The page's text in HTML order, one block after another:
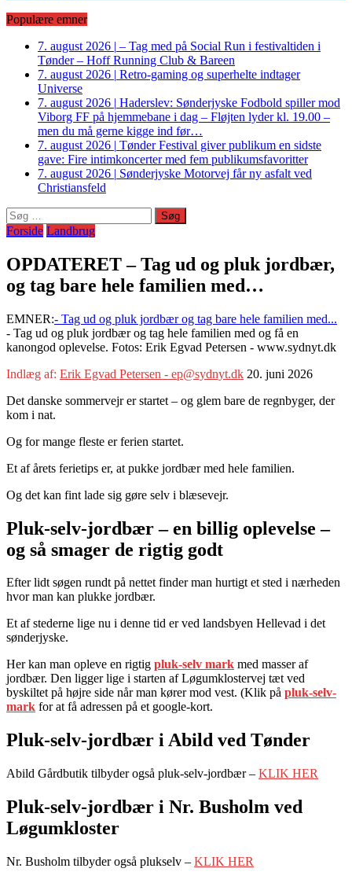
Populære emner
7. august 2026 | – Tag med på Social Run i festivaltiden i
Tønder – Hoff Running Club & Bareen
7. august 2026 | Retro-gaming og superhelte indtager
Universe
7. august 2026 | Haderslev: Sønderjyske Fodbold spiller mod
Viborg FF på hjemmebane i dag – Fløjten lyder kl. 19.00 –
men du må gerne kigge ind før…
7. august 2026 | Tønder Festival giver publikum en sidste
gave: Fire intimkoncerter med fem publikumsfavoritter
7. august 2026 | Sønderjyske Motorvej får ny asfalt ved
Christiansfeld
Søg
efter:
Forside Landbrug
OPDATERET – Tag ud og pluk jordbær,
og tag bare hele familien med…
EMNER:- Tag ud og pluk jordbær og tag bare hele familien med...
- Tag ud og pluk jordbær og tag hele familien med og få en
kanongod oplevelse. Fotos: Erik Egvad Petersen - www.sydnyt.dk
Indlæg af: Erik Egvad Petersen - ep@sydnyt.dk 20. juni 2026
Det danske sommervejr er startet – og glem bare de regnbyger, der
kom i nat.
Og for mange fleste er ferien startet.
Et af årets ferietips er, at pukke jordbær med hele familien.
Og det kan fint lade sig gøre selv i blæsevejr.
Pluk-selv-jordbær – en billig oplevelse –
og så smager de rigtig godt
Efter lidt søgen rundt på nettet finder man hurtigt et sted i nærheden
hvor man kan plukke jordbær.
Et af stederne lige nu i denne tid er ved landsbyen Hellevad i det
sønderjyske.
Her kan man opleve en rigtig pluk-selv mark med masser af
jordbær. Den ligger lige i starten af Løgumklostervej tæt ved
byskiltet på højre side når man kører mod vest. (Klik på pluk-selv-
mark for at få adressen på et google-kort.
Pluk-selv-jordbær i Abild ved Tønder
Abild Gårdbutik tilbyder også pluk-selv-jordbær – KLIK HER
Pluk-selv-jordbær i Nr. Busholm ved
Løgumkloster
Nr. Busholm tilbyder også plukselv – KLIK HER